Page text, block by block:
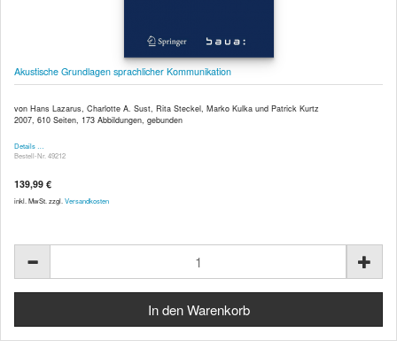
Akustische Grundlagen sprachlicher Kommunikation
von Hans Lazarus, Charlotte A. Sust, Rita Steckel, Marko Kulka und Patrick Kurtz
2007, 610 Seiten, 173 Abbildungen, gebunden
Details …
Bestell-Nr. 49212
139,99 €
inkl. MwSt. zzgl. Versandkosten